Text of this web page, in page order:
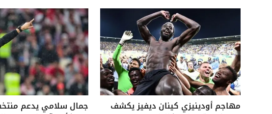
مهاجم أودينيزي كينان ديفيز يكشف جمال سلامي يدعم